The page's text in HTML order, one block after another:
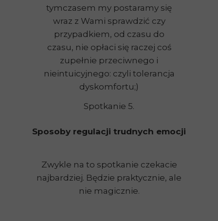
Sposoby regulacji trudnych emocji
Spotkanie 5.
Zwykle na to spotkanie czekacie
najbardziej. Będzie praktycznie, ale
nie magicznie.
tymczasem my postaramy się
wraz z Wami sprawdzić czy
przypadkiem, od czasu do
czasu, nie opłaci się raczej coś
zupełnie przeciwnego i
nieintuicyjnego: czyli tolerancja
dyskomfortu;)